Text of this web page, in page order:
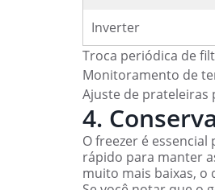
Inverter
Troca periódica de
Monitoramento de
Ajuste de prateleiras
4.
O freezer é
rápido para manter
muito mais baixas, o